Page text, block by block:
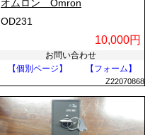
オムロン Omron
OD231
10,000円
お問い合わせ
【個別ページ】
【フォーム】
Z22070868